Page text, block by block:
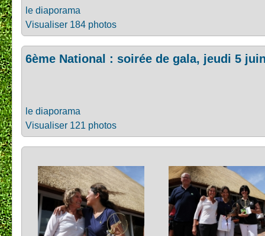
le diaporama
Visualiser 184 photos
6ème National : soirée de gala, jeudi 5
le diaporama
Visualiser 121 photos